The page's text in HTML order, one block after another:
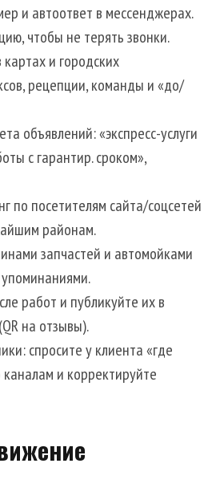
и автоответ в мессенджерах.
чтобы не терять звонки.
и городских
рецепции, команды и «до/
объявлений: «экспресс-услуги
с гарантир. сроком»,
по посетителям сайта/соцсетей
районам.
запчастей и автомойками
работ и публикуйте их в
на отзывы).
спросите у клиента «где
и корректируйте